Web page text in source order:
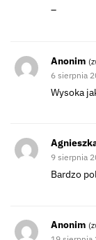
–
Anonim
6 sierpnia
Wysoka
9 sierpnia
Bardzo
Anonim